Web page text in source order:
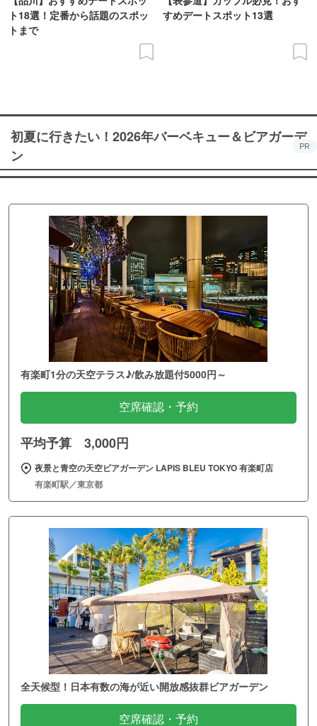
ト18選！定番から話題のスポッ
トまで
すめデートスポット13選
初夏に行きたい！2026年バーベキュー＆ビアガーデ
ン
PR
有楽町1分の天空テラス♪/飲み放題付5000円～
空席確認・予約
平均予算 3,000円
夜景と青空の天空ビアガーデン LAPIS BLEU TOKYO 有楽町店
有楽町駅／東京都
全天候型！日本有数の海が近い開放感抜群ビアガーデン
空席確認・予約